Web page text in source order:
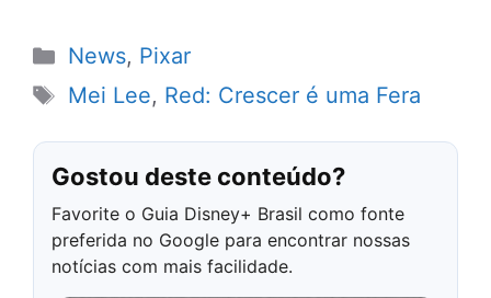
Categorias
News, Pixar
Tags
Mei Lee, Red: Crescer é uma Fera
Gostou deste conteúdo?
Favorite o Guia Disney+ Brasil como fonte
preferida no Google para encontrar nossas
notícias com mais facilidade.